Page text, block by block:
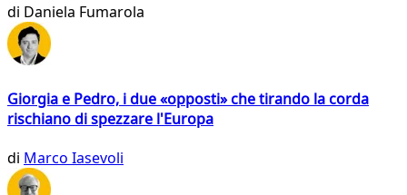
di Daniela Fumarola
Giorgia e Pedro, i due «opposti» che tirando la corda
rischiano di spezzare l'Europa
di Marco Iasevoli